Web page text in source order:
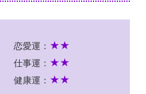
恋愛運： ★★
仕事運： ★★
健康運： ★★